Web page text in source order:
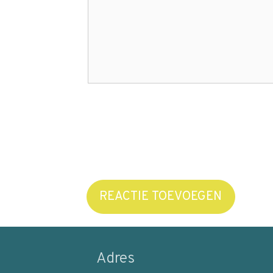
REACTIE TOEVOEGEN
Adres